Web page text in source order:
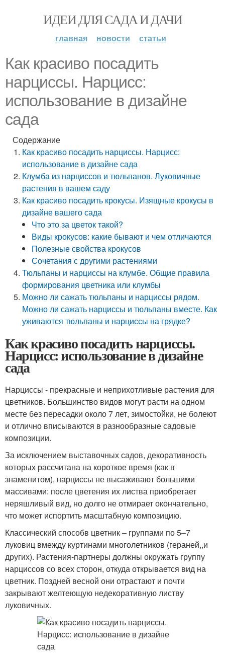
ИДЕИ ДЛЯ САДА И ДАЧИ
главная новости статьи
Как красиво посадить
нарциссы. Нарцисс:
использование в дизайне
сада
Содержание
Как красиво посадить нарциссы. Нарцисс:
использование в дизайне сада
Клумба из нарциссов и тюльпанов. Луковичные
растения в вашем саду
Как красиво посадить крокусы. Изящные крокусы в
дизайне вашего сада
Что это за цветок такой?
Виды крокусов: какие бывают и чем отличаются
Полезные свойства крокусов
Сочетания с другими растениями
Тюльпаны и нарциссы на клумбе. Общие правила
формирования цветника или клумбы
Можно ли сажать тюльпаны и нарциссы рядом.
Можно ли сажать нарциссы и тюльпаны вместе. Как
уживаются тюльпаны и нарциссы на грядке?
Как красиво посадить нарциссы.
Нарцисс: использование в дизайне
сада
Нарциссы - прекрасные и неприхотливые растения для
цветников. Большинство видов могут расти на одном
месте без пересадки около 7 лет, зимостойки, не болеют
и отлично вписываются в разнообразные садовые
композиции.
За исключением выставочных садов, декоративность
которых рассчитана на короткое время (как в
знаменитом), нарциссы не высаживают большими
массивами: после цветения их листва приобретает
неряшливый вид, но долго не отмирает окончательно,
что может испортить масштабную композицию.
Классический способв цветник – группами по 5–7
луковиц вмежду куртинами многолетников (гераней,,и
других). Растения-партнеры должны окружать группу
нарциссов со всех сторон, откуда открывается вид на
цветник. Поздней весной они отрастают и почти
закрывают желтеющую недекоративную листву
луковичных.